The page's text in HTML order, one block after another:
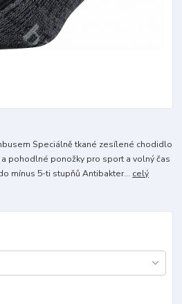
Speciálně tkané zesílené chodidlo
pohodlné ponožky pro sport a volný čas
mínus 5-ti stupňů Antibakter... celý